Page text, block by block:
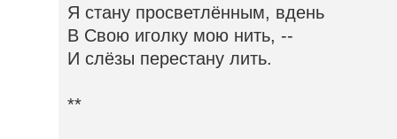
Я стану просветлённым, вдень
В Свою иголку мою нить, --
И слёзы перестану лить.
**